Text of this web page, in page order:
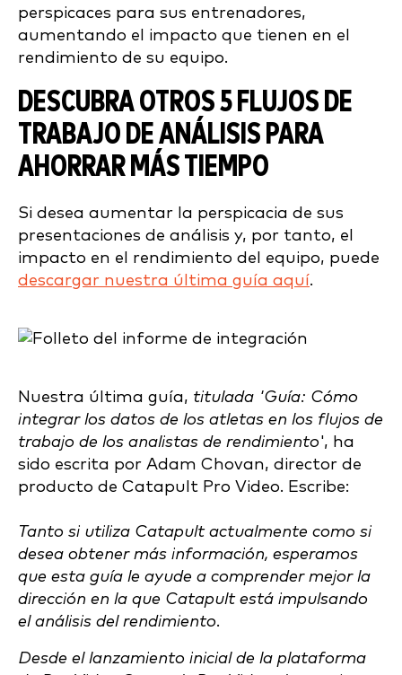
perspicaces para sus entrenadores,
aumentando el impacto que tienen en el
rendimiento de su equipo.
DESCUBRA OTROS 5 FLUJOS DE
TRABAJO DE ANÁLISIS PARA
AHORRAR MÁS TIEMPO
Si desea aumentar la perspicacia de sus
presentaciones de análisis y, por tanto, el
impacto en el rendimiento del equipo, puede
descargar nuestra última guía aquí.
Nuestra última guía, titulada 'Guía: Cómo
integrar los datos de los atletas en los flujos de
trabajo de los analistas de rendimiento', ha
sido escrita por Adam Chovan, director de
producto de Catapult Pro Video. Escribe:
Tanto si utiliza Catapult actualmente como si
desea obtener más información, esperamos
que esta guía le ayude a comprender mejor la
dirección en la que Catapult está impulsando
el análisis del rendimiento.
Desde el lanzamiento inicial de la plataforma